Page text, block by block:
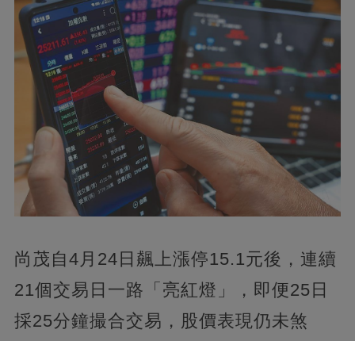
尚茂自4月24日飆上漲停15.1元後，連續
21個交易日一路「亮紅燈」，即便25日
採25分鐘撮合交易，股價表現仍未煞